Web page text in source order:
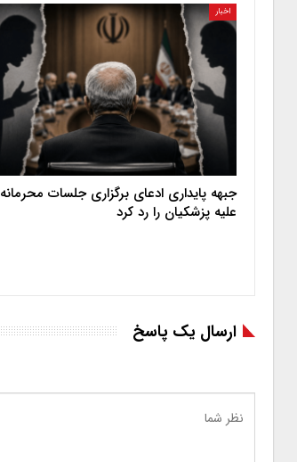
اخبار
جبهه پایداری ادعای برگزاری جلسات محرمانه
علیه پزشکیان را رد کرد
ارسال یک پاسخ